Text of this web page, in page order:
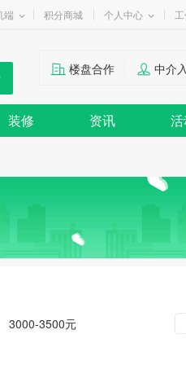
端 积分商城 个人中心
楼盘合作 中介
装修 资讯
3000-3500元